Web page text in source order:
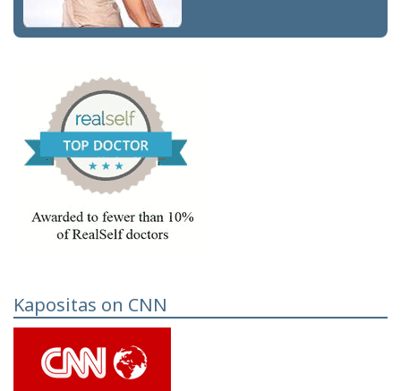
Kapositas on CNN